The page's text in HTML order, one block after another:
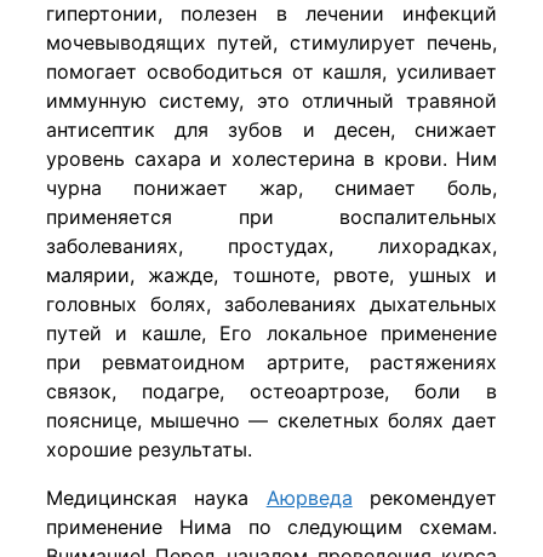
гипертонии, полезен в лечении инфекций
мочевыводящих путей, стимулирует печень,
помогает освободиться от кашля, усиливает
иммунную систему, это отличный травяной
антисептик для зубов и десен, снижает
уровень сахара и холестерина в крови. Ним
чурна понижает жар, снимает боль,
применяется при воспалительных
заболеваниях, простудах, лихорадках,
малярии, жажде, тошноте, рвоте, ушных и
головных болях, заболеваниях дыхательных
путей и кашле, Его локальное применение
при ревматоидном артрите, растяжениях
связок, подагре, остеоартрозе, боли в
пояснице, мышечно — скелетных болях дает
хорошие результаты.
Медицинская наука Аюрведа рекомендует
применение Нима по следующим схемам.